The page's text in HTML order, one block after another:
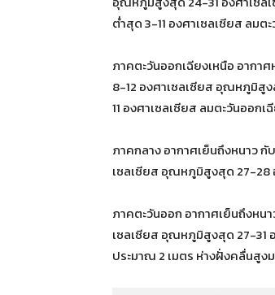
ต่ำสุด 3-11 องศาเซลเซียส ลมต
ภาคตะวันออกเฉียงเหนือ อาก
8-12 องศาเซลเซียส อุณหภูมิสู
11 องศาเซลเซียส ลมตะวันออก
ภาคกลาง อากาศเย็นถึงหนาว
เซลเซียส อุณหภูมิสูงสุด 27-28
ภาคตะวันออก อากาศเย็นถึงห
เซลเซียส อุณหภูมิสูงสุด 27-31
ประมาณ 2 เมตร ห่างฝั่งคลื่นสูง